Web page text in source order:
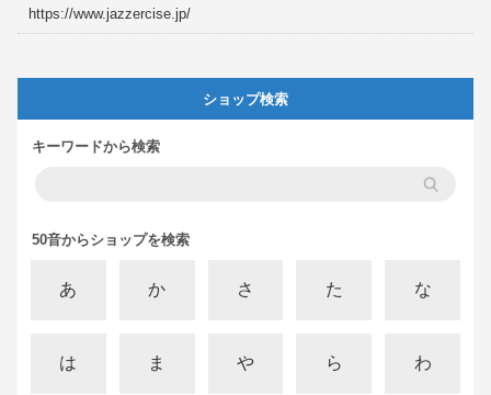
https://www.jazzercise.jp/
ショップ検索
キーワードから検索
50音からショップを検索
あ か さ た な
は ま や ら わ